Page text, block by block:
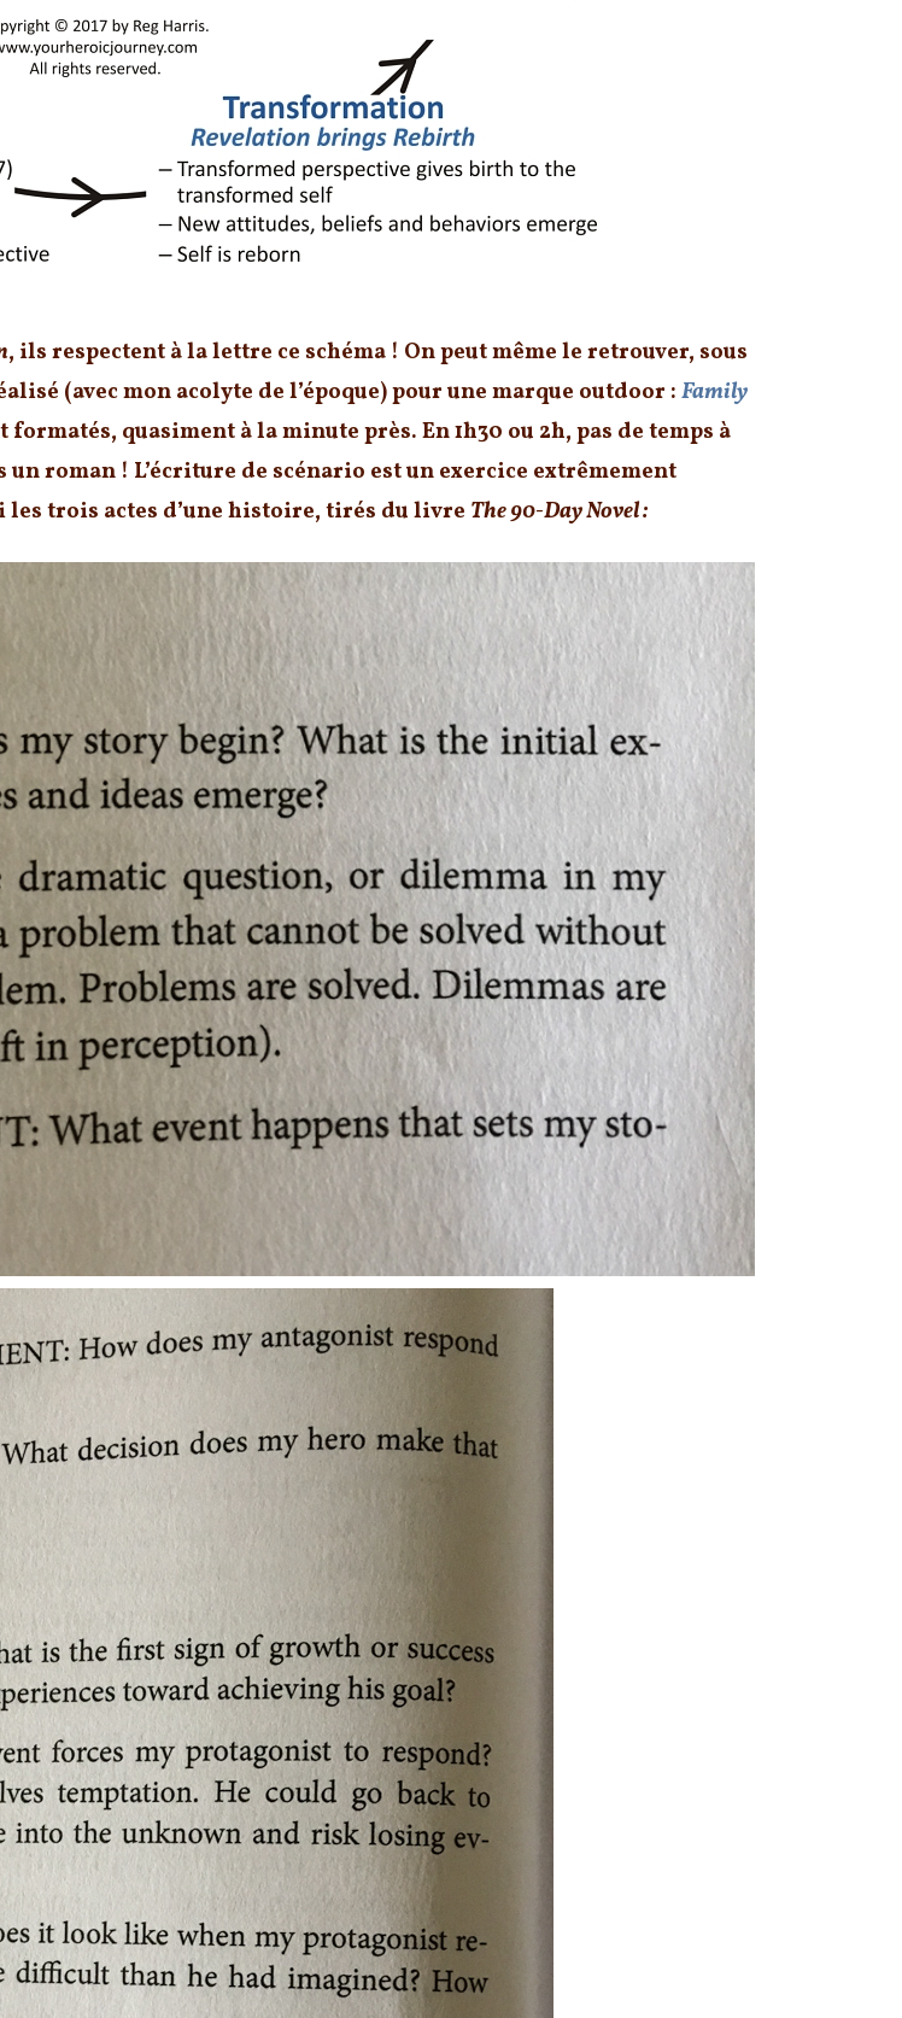
, ils respectent à la lettre ce schéma ! On peut même le retrouver, sous
(avec mon acolyte de l’époque) pour une marque outdoor : Family
quasiment à la minute près. En 1h30 ou 2h, pas de temps à
un roman ! L’écriture de scénario est un exercice extrêmement
les trois actes d’une histoire, tirés du livre The 90-Day Novel :